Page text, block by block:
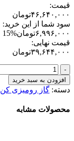
قیمت:
۴۶,۶۴۰,۰۰۰تومان
سود شما از این خرید:
۶,۹۹۶,۰۰۰تومان15%
قیمت نهایی:
۳۹,۶۴۴,۰۰۰تومان
اجاق
گاز
رومیزی
شیشه
کن
افزودن به سبد خرید
دسته: گاز رومیزی کن
محصولات مشابه